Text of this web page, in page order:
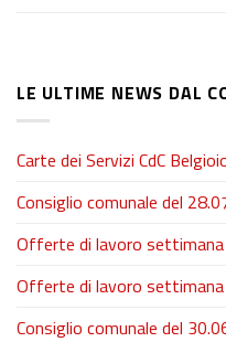
LE ULTIME NEWS DAL
Carte dei Servizi CdC
Consiglio comunale del
Offerte di lavoro
Offerte di lavoro
Consiglio comunale del